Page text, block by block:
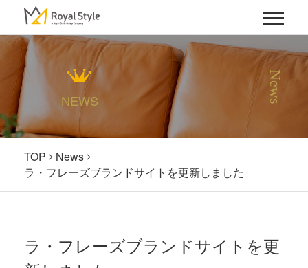
News
NEWS
TOP
News
ラ・フレーズブランドサイトを更新しました
ラ・フレーズブランドサイトを更